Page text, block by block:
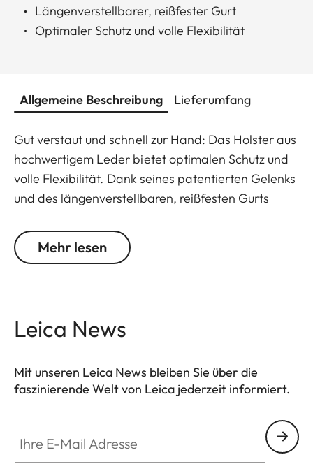
Längenverstellbarer, reißfester Gurt
Optimaler Schutz und volle Flexibilität
Allgemeine Beschreibung Lieferumfang
Gut verstaut und schnell zur Hand: Das Holster aus
hochwertigem Leder bietet optimalen Schutz und
volle Flexibilität. Dank seines patentierten Gelenks
und des längenverstellbaren, reißfesten Gurts
Lederholster bietet der Leica M10 auch mit
zusätzlichem Handgriff Platz.
Mehr lesen
Leica News
Mit unseren Leica News bleiben Sie über die
faszinierende Welt von Leica jederzeit informiert.